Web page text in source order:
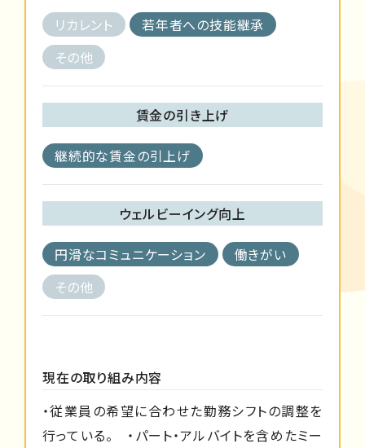
リカレント
若年者への技能継承
その他
賃金の引き上げ
継続的な賃金の引上げ
ウェルビーイング向上
円滑なコミュニケーション
働きがい
その他
現在の取り組み内容
・従業員の希望に合わせた勤務シフトの調整を
行っている。 ・パート・アルバイトを含めたミー